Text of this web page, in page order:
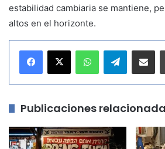
estabilidad cambiaria se mantiene,
altos en el horizonte.
Telegram
Publicaciones